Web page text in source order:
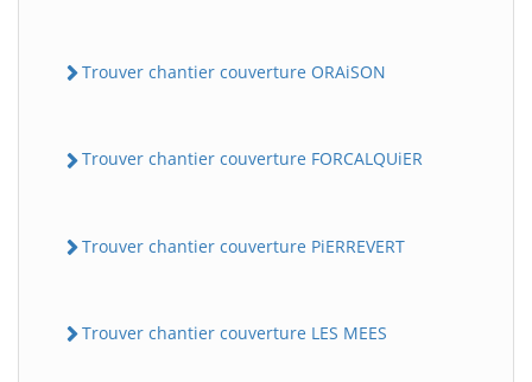
Trouver chantier couverture ORAiSON
Trouver chantier couverture FORCALQUiER
Trouver chantier couverture PiERREVERT
Trouver chantier couverture LES MEES